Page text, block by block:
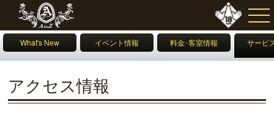
What's New イベント情報 料金･客室情報
サービ
情
アクセス情報